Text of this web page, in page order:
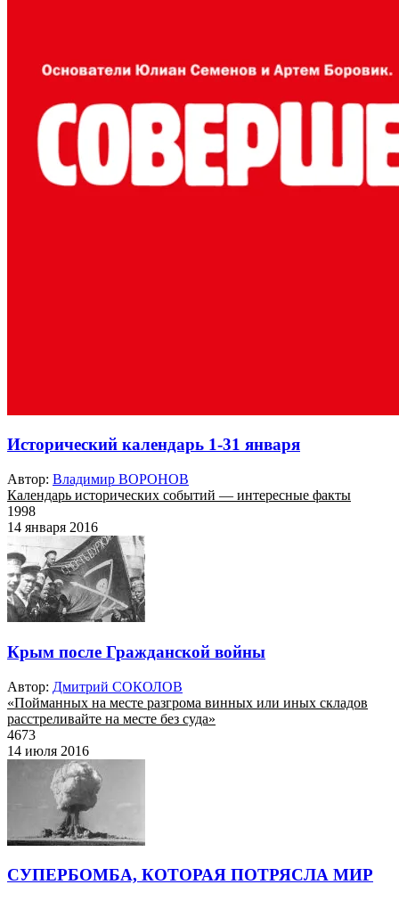
Исторический календарь 1-31 января
Автор: Владимир ВОРОНОВ
Календарь исторических событий — интересные факты
1998
14 января 2016
Крым после Гражданской войны
Автор: Дмитрий СОКОЛОВ
«Пойманных на месте разгрома винных или иных складов
расстреливайте на месте без суда»
4673
14 июля 2016
СУПЕРБОМБА, КОТОРАЯ ПОТРЯСЛА МИР